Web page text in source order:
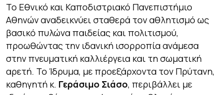
Το Εθνικό και Καποδιστριακό Πανεπιστήμιο
Αθηνών αναδεικνύει σταθερά τον αθλητισμό ως
βασικό πυλώνα παιδείας και πολιτισμού,
προωθώντας την ιδανική ισορροπία ανάμεσα
στην πνευματική καλλιέργεια και τη σωματική
αρετή. Το Ίδρυμα, με προεξάρχοντα τον Πρύτανη,
καθηγητή κ. Γεράσιμο Σιάσο, περιβάλλει με